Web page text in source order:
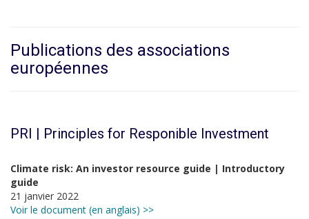
Publications des associations
européennes
PRI | Principles for Responible Investment
Climate risk: An investor resource guide | Introductory
guide
21 janvier 2022
Voir le document (en anglais) >>